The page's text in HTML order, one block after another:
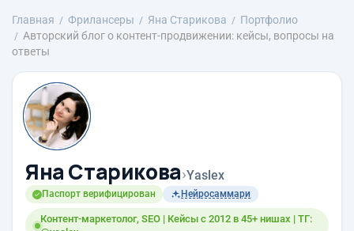
Главная Фрилансеры Яна Старикова
Портфолио
Авторский блог о контент-продвижении: кейсы, вопросы на
ответы
Яна Старикова›Yaslex
Паспорт верифицирован Нейросаммари
Контент-маркетолог, SEO | Кейсы с 2012 в 45+ нишах | ТГ: